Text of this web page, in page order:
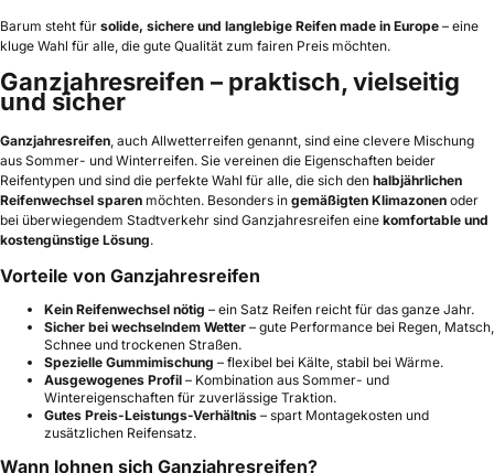
Barum steht für solide, sichere und langlebige Reifen made in Europe – eine
kluge Wahl für alle, die gute Qualität zum fairen Preis möchten.
Ganzjahresreifen – praktisch, vielseitig
und sicher
Ganzjahresreifen, auch Allwetterreifen genannt, sind eine clevere Mischung
aus Sommer- und Winterreifen. Sie vereinen die Eigenschaften beider
Reifentypen und sind die perfekte Wahl für alle, die sich den halbjährlichen
Reifenwechsel sparen möchten. Besonders in gemäßigten Klimazonen oder
bei überwiegendem Stadtverkehr sind Ganzjahresreifen eine komfortable und
kostengünstige Lösung.
Vorteile von Ganzjahresreifen
Kein Reifenwechsel nötig – ein Satz Reifen reicht für das ganze Jahr.
Sicher bei wechselndem Wetter – gute Performance bei Regen, Matsch,
Schnee und trockenen Straßen.
Spezielle Gummimischung – flexibel bei Kälte, stabil bei Wärme.
Ausgewogenes Profil – Kombination aus Sommer- und
Wintereigenschaften für zuverlässige Traktion.
Gutes Preis-Leistungs-Verhältnis – spart Montagekosten und
zusätzlichen Reifensatz.
Wann lohnen sich Ganzjahresreifen?